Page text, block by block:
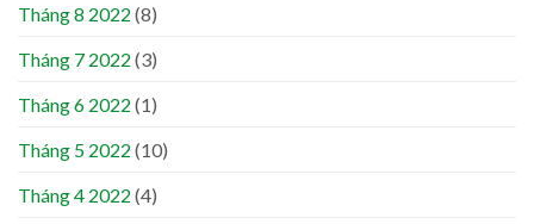
Tháng 8 2022 (8)
Tháng 7 2022 (3)
Tháng 6 2022 (1)
Tháng 5 2022 (10)
Tháng 4 2022 (4)